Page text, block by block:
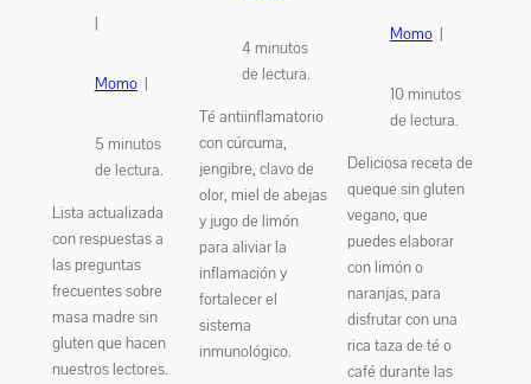
|
Momo |
5 minutos
de lectura.
Lista actualizada
con respuestas a
las preguntas
frecuentes sobre
masa madre sin
gluten que hacen
nuestros lectores.
4minutos
de lectura.
Té antiinflamatorio
con cúrcuma,
jengibre, clavo de
olor, miel de abejas
y jugo de limón
para aliviar la
inflamación y
fortalecer el
sistema
inmunológico.
Momo |
10minutos
de lectura.
Deliciosa receta de
queque sin gluten
vegano, que
puedes elaborar
con limón o
naranjas, para
disfrutar con una
rica taza de té o
café durante las